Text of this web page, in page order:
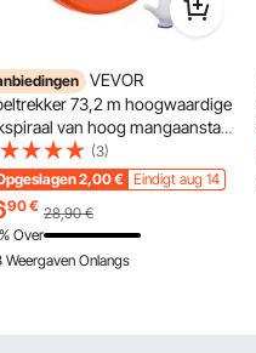
VEVOR
73,2 m hoogwaardige
van hoog mangaanstaal
katoenen handschoenen
voor lege leidingen met
kabel [3 mm] trekveer
(3)
2,00€ Eindigt aug 14
90€ 28,90 €
Over
Weergaven Onlangs